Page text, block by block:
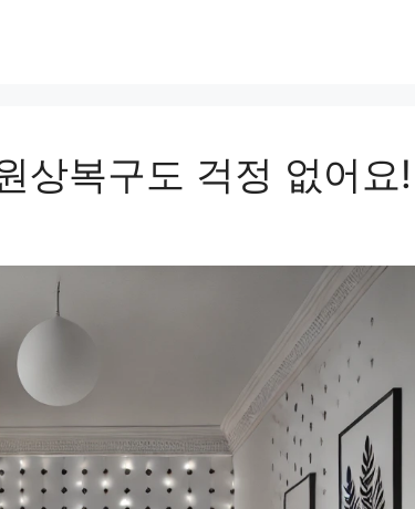
상복구도 걱정 없어요!